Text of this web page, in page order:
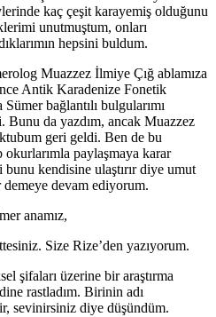
kaç çeşit karayemiş olduğunu
unutmuştum, onları
hepsini buldum.
Muazzez İlmiye Çığ ablamıza
Antik Karadenize Fonetik
Sümer bağlantılı bulgularımı
Bunu da yazdım, ancak Muazzez
geri geldi. Ben de bu
okurlarımla paylaşmaya karar
kendisine ulaştırır diye umut
devam ediyorum.
anamız,
Size Rize’den yazıyorum.
şifaları üzerine bir araştırma
rastladım. Birinin adı
sevinirsiniz diye düşündüm.